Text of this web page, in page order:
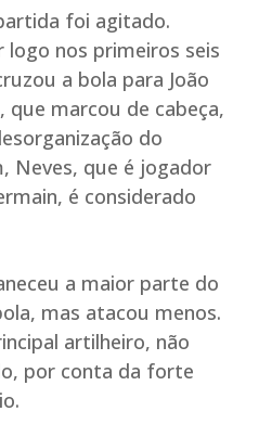
foi agitado.
nos primeiros seis
a bola para João
que marcou de cabeça,
do
Neves, que é jogador
é considerado
a maior parte do
mas atacou menos.
artilheiro, não
por conta da forte